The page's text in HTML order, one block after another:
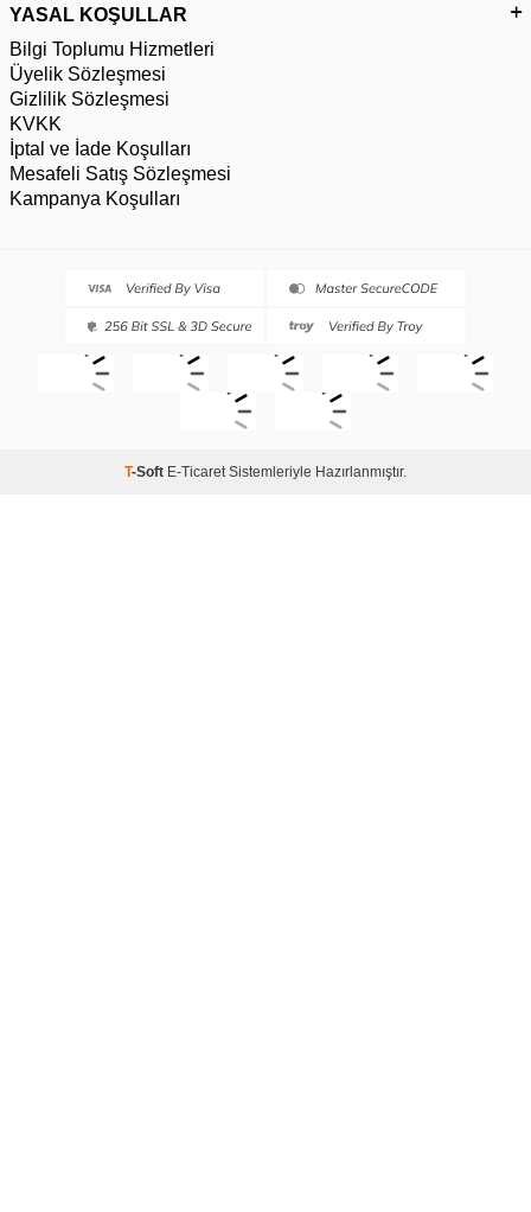
YASAL KOŞULLAR
Bilgi Toplumu Hizmetleri
Üyelik Sözleşmesi
Gizlilik Sözleşmesi
KVKK
İptal ve İade Koşulları
Mesafeli Satış Sözleşmesi
Kampanya Koşulları
T-Soft E-Ticaret Sistemleriyle Hazırlanmıştır.